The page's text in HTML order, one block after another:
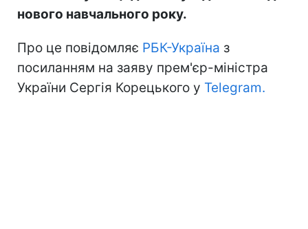
нового навчального року.
Про це повідомляє РБК-Україна з
посиланням на заяву прем'єр-міністра
України Сергія Корецького у Telegram.